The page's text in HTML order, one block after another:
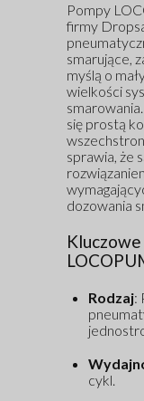
Pompy
firmy
smarujące,
myślą o
wielkości
się prostą
sprawia, że
dozowania
Rodzaj:
cykl.